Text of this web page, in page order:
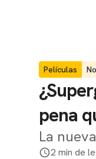
Películas
pena
La
2 min de